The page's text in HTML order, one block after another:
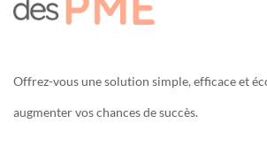
Offrez-vous une solution simple, efficace et
augmenter vos chances de succès.